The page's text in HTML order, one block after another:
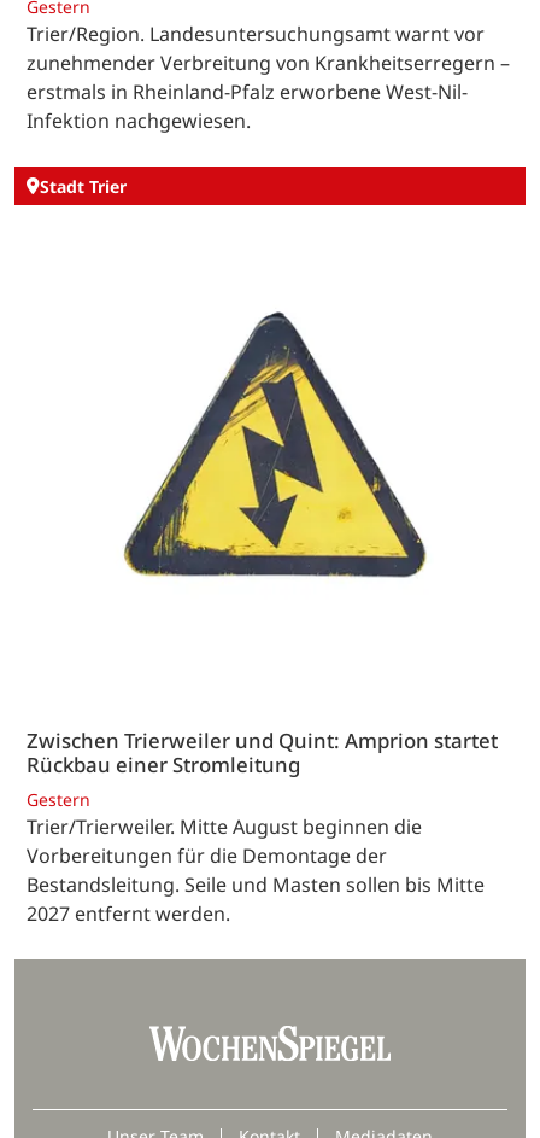
Gestern
Trier/Region. Landesuntersuchungsamt warnt vor
zunehmender Verbreitung von Krankheitserregern –
erstmals in Rheinland-Pfalz erworbene West-Nil-
Infektion nachgewiesen.
Stadt Trier
Zwischen Trierweiler und Quint: Amprion startet
Rückbau einer Stromleitung
Gestern
Trier/Trierweiler. Mitte August beginnen die
Vorbereitungen für die Demontage der
Bestandsleitung. Seile und Masten sollen bis Mitte
2027 entfernt werden.